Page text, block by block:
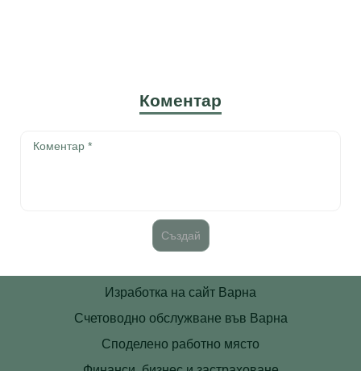
Коментар
Изработка на сайт Варна
Счетоводно обслужване във Варна
Споделено работно място